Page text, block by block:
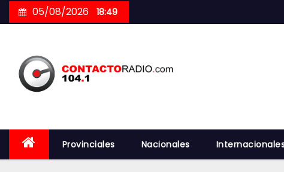
to
05/08/2026 18:49
Provinciales Nacionales